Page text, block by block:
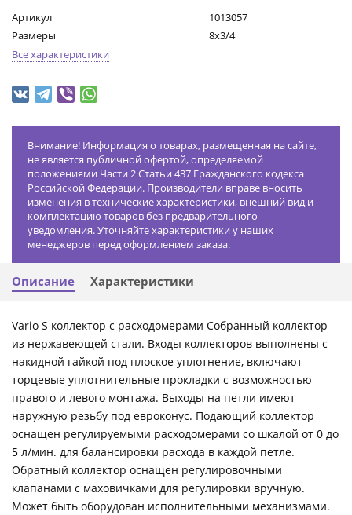
Артикул
1013057
Размеры
8х3/4
Все характеристики
Внимание! Информация о товарах, размещенная на сайте,
не является публичной офертой, определяемой
положениями Части 2 Статьи 437 Гражданского кодекса
Российской Федерации. Производители вправе вносить
изменения в технические характеристики, внешний вид и
комплектацию товаров без предварительного
уведомления. Уточняйте характеристики у наших
менеджеров перед оформлением заказа.
Описание Характеристики
Vario S коллектор с расходомерами Собранный коллектор
из нержавеющей стали. Входы коллекторов выполнены с
накидной гайкой под плоское уплотнение, включают
торцевые уплотнительные прокладки с возможностью
правого и левого монтажа. Выходы на петли имеют
наружную резьбу под евроконус. Подающий коллектор
оснащен регулируемыми расходомерами со шкалой от 0 до
5 л/мин. для балансировки расхода в каждой петле.
Обратный коллектор оснащен регулировочными
клапанами с маховичками для регулировки вручную.
Может быть оборудован исполнительными механизмами.